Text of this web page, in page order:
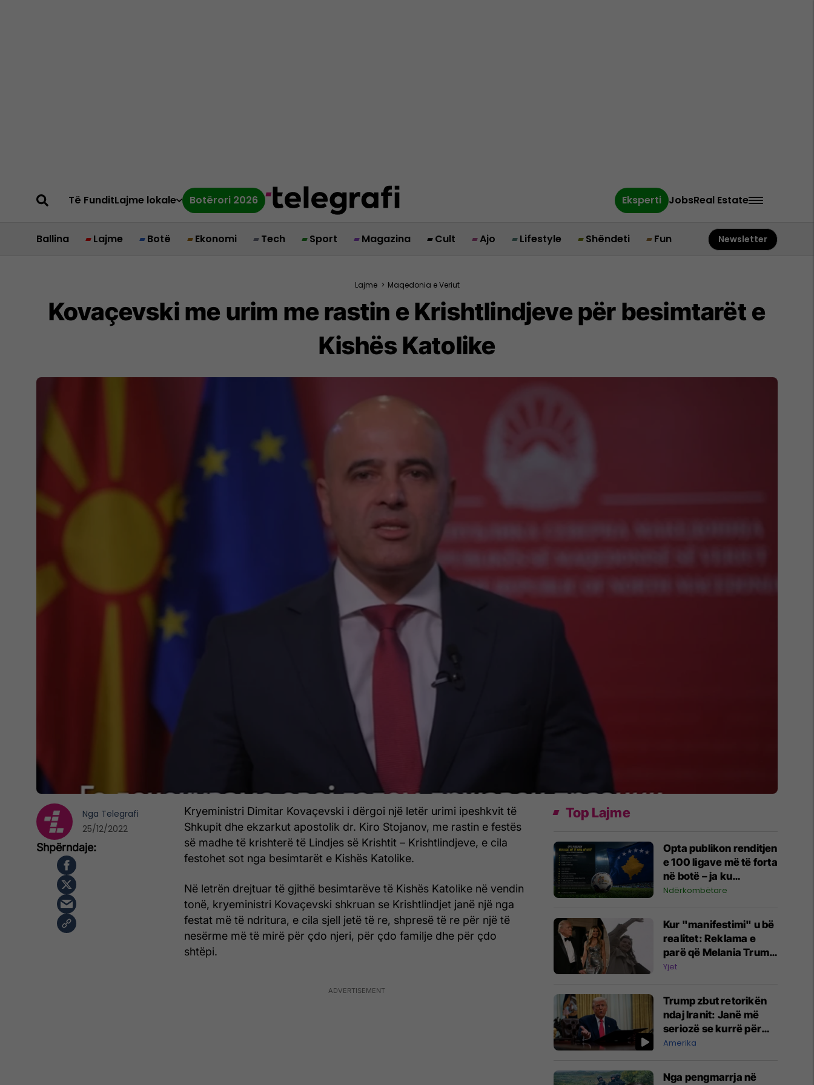
Të FunditLajme lokale Botërori 2026 Eksperti JobsReal Estate
Ballina Lajme Botë Ekonomi Tech Sport Magazina Cult Ajo Lifestyle Shëndeti Fun Newsletter
Lajme > Maqedonia e Veriut
Kovaçevski me urim me rastin e Krishtlindjeve për besimtarët e
Kishës Katolike
Kryeministri Dimitar Kovaçevski i dërgoi një letër urimi ipeshkvit të
Shkupit dhe ekzarkut apostolik dr. Kiro Stojanov, me rastin e festës
së madhe të krishterë të Lindjes së Krishtit – Krishtlindjeve, e cila
festohet sot nga besimtarët e Kishës Katolike.
Në letrën drejtuar të gjithë besimtarëve të Kishës Katolike në vendin
tonë, kryeministri Kovaçevski shkruan se Krishtlindjet janë një nga
festat më të ndritura, e cila sjell jetë të re, shpresë të re për një të
nesërme më të mirë për çdo njeri, për çdo familje dhe për çdo
shtëpi.
Nga Telegrafi
25/12/2022
Top Lajme
Opta publikon renditjen
e 100 ligave më të forta
në botë – ja ku
pozicionohet Kosova
Ndërkombëtare
Kur "manifestimi" u bë
realitet: Reklama e
parë që Melania Trump
realizoi në vitin 1993 e
Parë e ShBA-së
Yjet
Trump zbut retorikën
ndaj Iranit: Janë më
seriozë se kurrë për
negociatat
Amerika
Nga pengmarrja në